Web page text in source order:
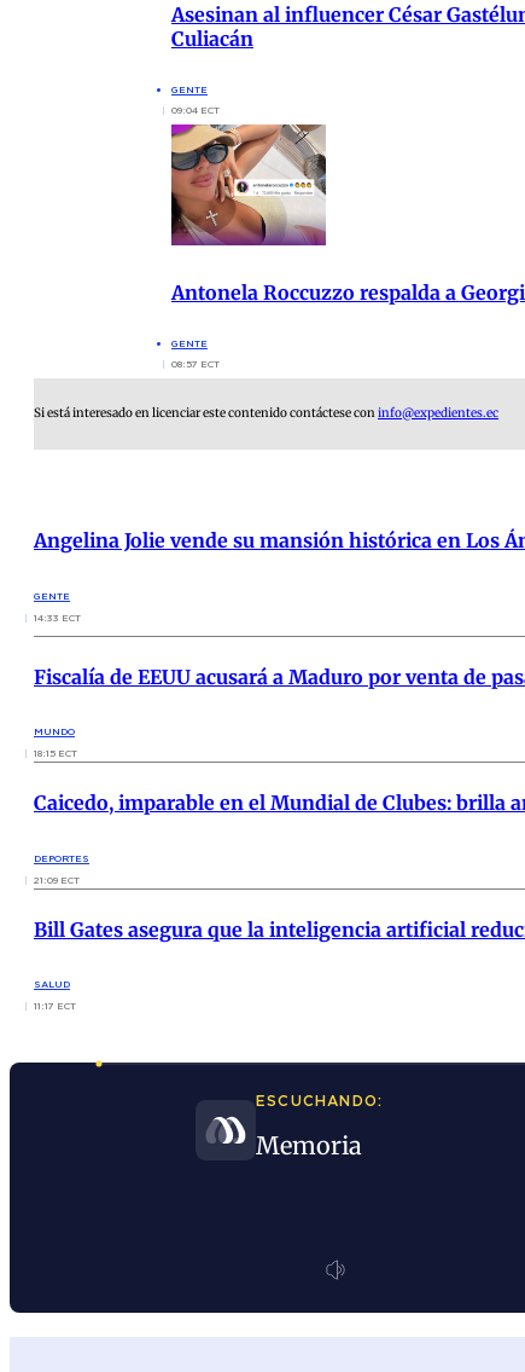
Asesinan al influencer César
Culiacán
GENTE
09:04 ECT
Antonela Roccuzzo respalda a
GENTE
08:57 ECT
Si está interesado en licenciar este contenido contáctese coninfo@expedientes.ec
Angelina Jolie vende su mansión histórica en Los
GENTE
14:33 ECT
Fiscalía de EEUU acusará a Maduro por venta de
MUNDO
18:15 ECT
Caicedo, imparable en el Mundial de Clubes: brilla
DEPORTES
21:09 ECT
Bill Gates asegura que la inteligencia artificial
SALUD
11:17 ECT
ESCUCHANDO:
Memoria